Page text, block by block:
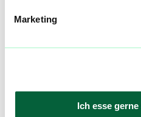
Marketing
Ich esse
Community
aktualisiert! Hilf uns mit
und Bewertungen
Preisreduktionen